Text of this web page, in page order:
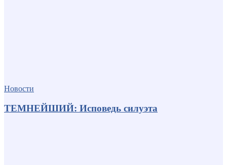
Новости
ТЕМНЕЙШИЙ: Исповедь силуэта